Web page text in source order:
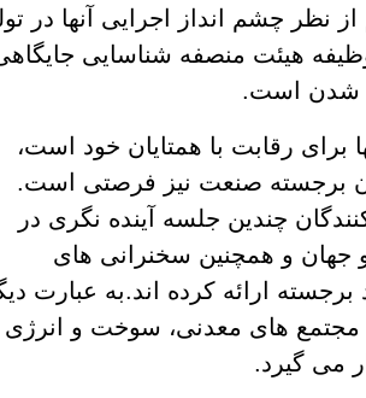
نظر چشم انداز اجرایی آنها در
هیئت منصفه شناسایی
شدن است.
برای رقابت با همتایان خود است،
برجسته صنعت نیز فرصتی است.
چندین جلسه آینده نگری در
جهان و همچنین سخنرانی های
ارائه کرده اند.به عبارت
مجتمع های معدنی، سوخت و انرژی
می گیرد.